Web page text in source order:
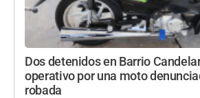
Dos detenidos en Barrio
operativo por una moto
robada